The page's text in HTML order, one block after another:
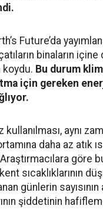
Future’da
binaların içine
koydu. Bu durum
için gereken
kullanılması, aynı
daha az atık
göre
sıcaklıklarının
günlerin
şiddetinin